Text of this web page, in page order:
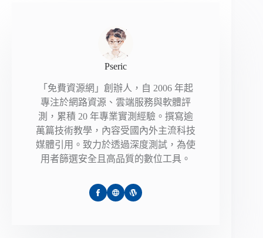
Pseric
「免費資源網」創辦人，自 2006 年起
專注於網路資源、雲端服務與軟體評
測，累積 20 年專業實測經驗。撰寫逾
萬篇技術教學，內容受國內外主流科技
媒體引用。致力於透過深度測試，為使
用者篩選安全且高品質的數位工具。